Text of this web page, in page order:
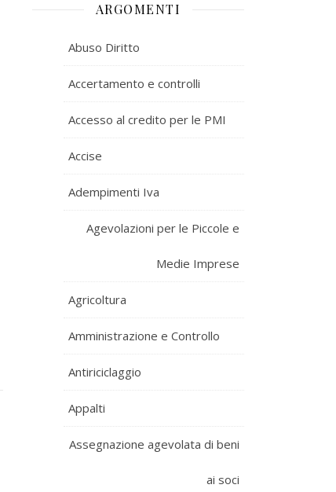
ARGOMENTI
Abuso Diritto
Accertamento e controlli
Accesso al credito per le PMI
Accise
Adempimenti Iva
Agevolazioni per le Piccole e
Medie Imprese
Agricoltura
Amministrazione e Controllo
Antiriciclaggio
Appalti
Assegnazione agevolata di beni
ai soci